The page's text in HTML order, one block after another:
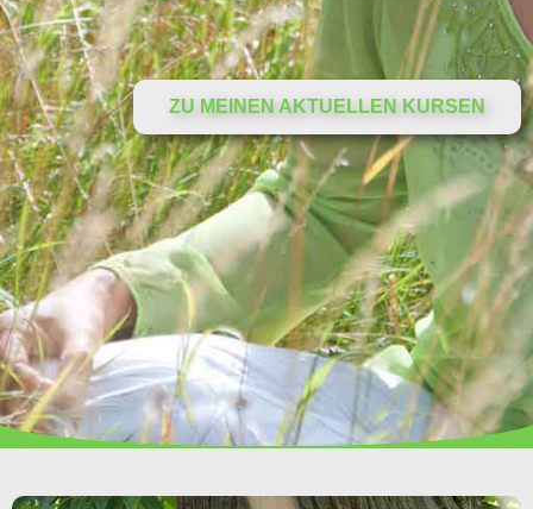
ZU MEINEN AKTUELLEN KURSEN